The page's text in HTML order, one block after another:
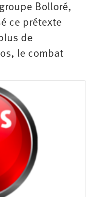
Bolloré,
ce prétexte
de
le combat